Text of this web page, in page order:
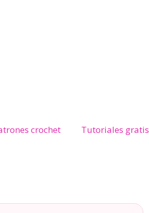
crochet Tutoriales gratis